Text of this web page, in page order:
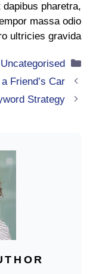
pharetra,
massa odio
ultricies gravida.
التصنيفات
Uncategorised
Friend’s Car?
Strategy